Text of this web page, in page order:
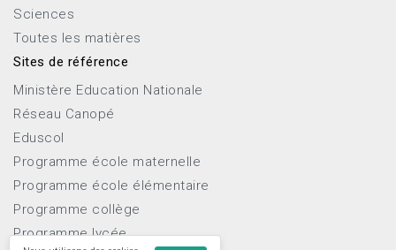
Sciences
Toutes les matières
Sites de référence
Ministère Education Nationale
Réseau Canopé
Eduscol
Programme école maternelle
Programme école élémentaire
Programme collège
Programme lycée